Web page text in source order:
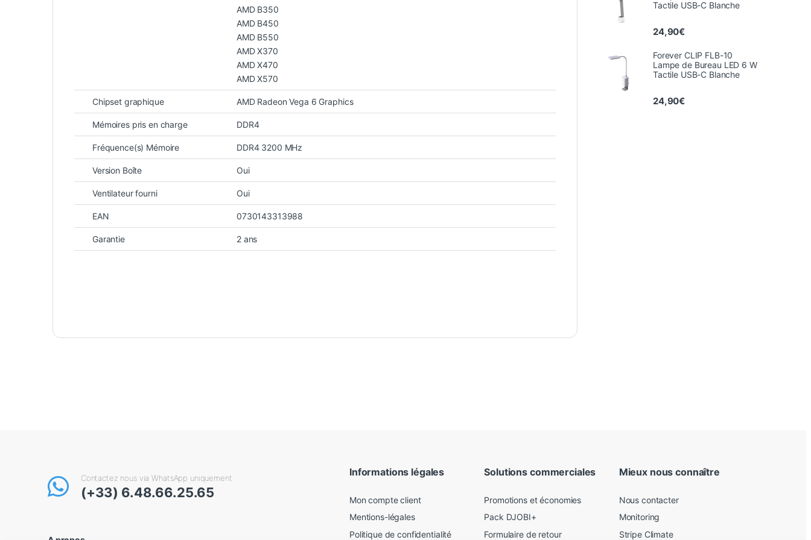
AMD B350
AMD B450
AMD B550
AMD X370
AMD X470
AMD X570
Chipset graphique AMD Radeon Vega 6 Graphics
Mémoires pris en charge DDR4
Fréquence(s) Mémoire DDR4 3200 MHz
Version Boîte Oui
Ventilateur fourni Oui
EAN 0730143313988
Garantie 2 ans
Tactile USB-C Blanche
24,90€
Forever CLIP FLB-10
Lampe de Bureau LED 6 W
Tactile USB-C Blanche
24,90€
Contactez nous via WhatsApp uniquement
(+33) 6.48.66.25.65
Informations légales
Mon compte client
Mentions-légales
Politique de confidentialité
Solutions commerciales
Promotions et économies
Pack DJOBI+
Formulaire de retour
Mieux nous connaître
Nous contacter
Monitoring
Stripe Climate